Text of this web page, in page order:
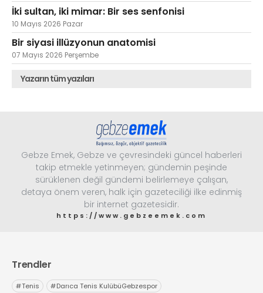
İki sultan, iki mimar: Bir ses senfonisi
10 Mayıs 2026 Pazar
Bir siyasi illüzyonun anatomisi
07 Mayıs 2026 Perşembe
Yazarın tüm yazıları
Gebze Emek, Gebze ve çevresindeki güncel haberleri
takip etmekle yetinmeyen; gündemin peşinde
sürüklenen değil gündemi belirlemeye çalışan,
detaya önem veren, halk için gazeteciliği ilke edinmiş
bir internet gazetesidir.
https://www.gebzeemek.com
Trendler
#Tenis #Darıca Tenis KulübüGebzespor